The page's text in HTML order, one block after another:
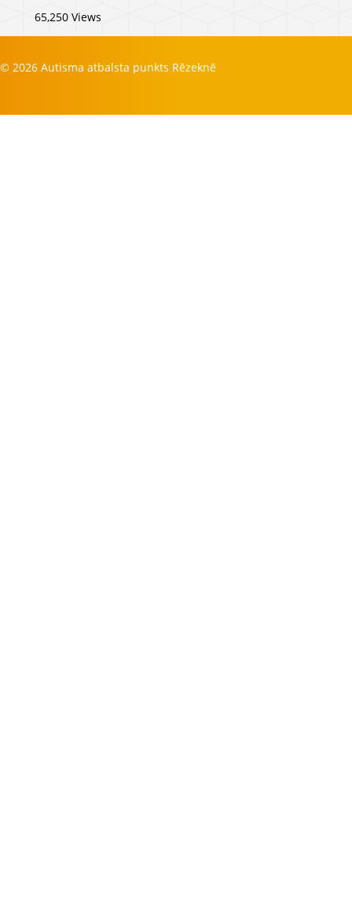
65,250 Views
© 2026 Autisma atbalsta punkts Rēzeknē